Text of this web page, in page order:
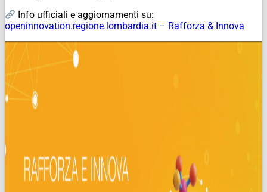
Info ufficiali e aggiornamenti su:
openinnovation.regione.lombardia.it – Rafforza & Innova